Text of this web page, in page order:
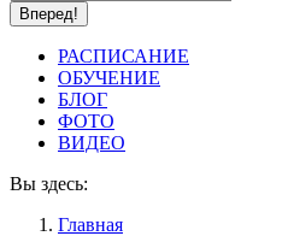
РАСПИСАНИЕ
ОБУЧЕНИЕ
БЛОГ
ФОТО
ВИДЕО
Вы здесь:
Главная